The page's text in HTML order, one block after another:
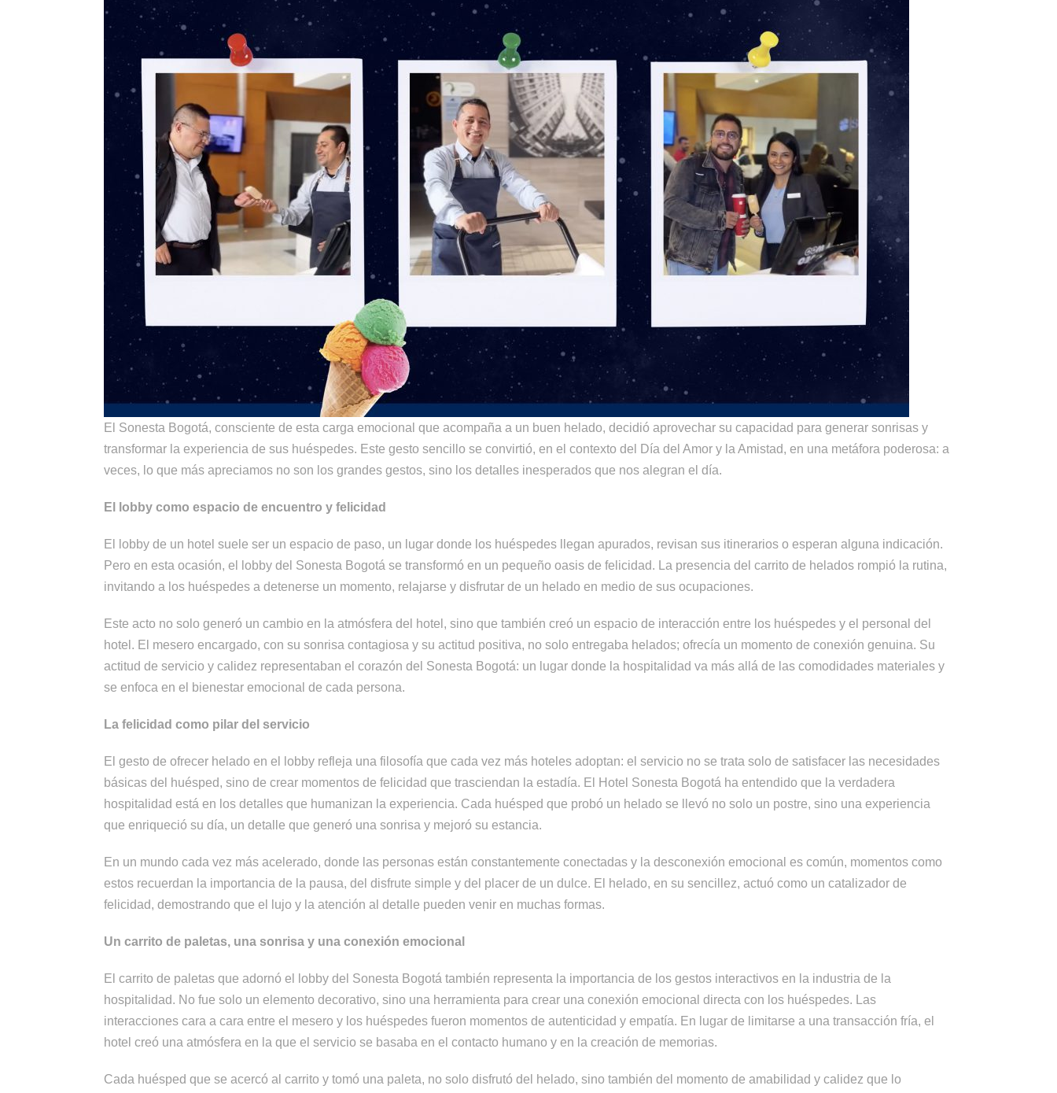
El Sonesta Bogotá, consciente de esta carga emocional que acompaña a un buen helado, decidió aprovechar su capacidad para generar sonrisas y
transformar la experiencia de sus huéspedes. Este gesto sencillo se convirtió, en el contexto del Día del Amor y la Amistad, en una metáfora poderosa: a
veces, lo que más apreciamos no son los grandes gestos, sino los detalles inesperados que nos alegran el día.
El lobby como espacio de encuentro y felicidad
El lobby de un hotel suele ser un espacio de paso, un lugar donde los huéspedes llegan apurados, revisan sus itinerarios o esperan alguna indicación.
Pero en esta ocasión, el lobby del Sonesta Bogotá se transformó en un pequeño oasis de felicidad. La presencia del carrito de helados rompió la rutina,
invitando a los huéspedes a detenerse un momento, relajarse y disfrutar de un helado en medio de sus ocupaciones.
Este acto no solo generó un cambio en la atmósfera del hotel, sino que también creó un espacio de interacción entre los huéspedes y el personal del
hotel. El mesero encargado, con su sonrisa contagiosa y su actitud positiva, no solo entregaba helados; ofrecía un momento de conexión genuina. Su
actitud de servicio y calidez representaban el corazón del Sonesta Bogotá: un lugar donde la hospitalidad va más allá de las comodidades materiales y
se enfoca en el bienestar emocional de cada persona.
La felicidad como pilar del servicio
El gesto de ofrecer helado en el lobby refleja una filosofía que cada vez más hoteles adoptan: el servicio no se trata solo de satisfacer las necesidades
básicas del huésped, sino de crear momentos de felicidad que trasciendan la estadía. El Hotel Sonesta Bogotá ha entendido que la verdadera
hospitalidad está en los detalles que humanizan la experiencia. Cada huésped que probó un helado se llevó no solo un postre, sino una experiencia
que enriqueció su día, un detalle que generó una sonrisa y mejoró su estancia.
En un mundo cada vez más acelerado, donde las personas están constantemente conectadas y la desconexión emocional es común, momentos como
estos recuerdan la importancia de la pausa, del disfrute simple y del placer de un dulce. El helado, en su sencillez, actuó como un catalizador de
felicidad, demostrando que el lujo y la atención al detalle pueden venir en muchas formas.
Un carrito de paletas, una sonrisa y una conexión emocional
El carrito de paletas que adornó el lobby del Sonesta Bogotá también representa la importancia de los gestos interactivos en la industria de la
hospitalidad. No fue solo un elemento decorativo, sino una herramienta para crear una conexión emocional directa con los huéspedes. Las
interacciones cara a cara entre el mesero y los huéspedes fueron momentos de autenticidad y empatía. En lugar de limitarse a una transacción fría, el
hotel creó una atmósfera en la que el servicio se basaba en el contacto humano y en la creación de memorias.
Cada huésped que se acercó al carrito y tomó una paleta, no solo disfrutó del helado, sino también del momento de amabilidad y calidez que lo